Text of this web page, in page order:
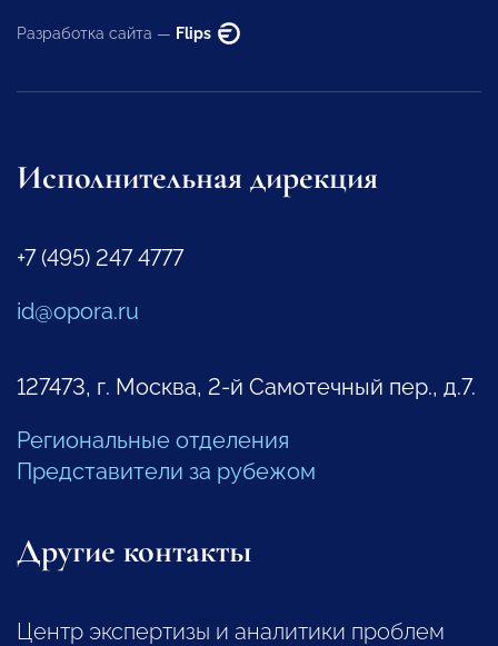
Разработка сайта — Flips
Исполнительная дирекция
+7 (495) 247 4777
id@opora.ru
127473, г. Москва, 2-й Самотечный пер., д.7.
Региональные отделения
Представители за рубежом
Другие контакты
Центр экспертизы и аналитики проблем